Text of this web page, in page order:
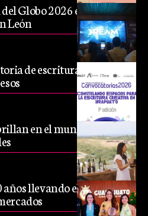
Globo 2026 espera más
León
de escritura creativa
en el mundo con 52
llevando el talento de